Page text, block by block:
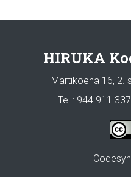
HIRUKA
Martikoena 16, 2.
Tel.: 944 911